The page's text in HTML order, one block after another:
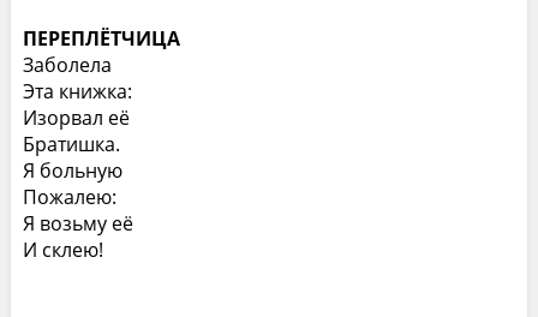
ПЕРЕПЛЁТЧИЦА
Заболела
Эта книжка:
Изорвал её
Братишка.
Я больную
Пожалею:
Я возьму её
И склею!